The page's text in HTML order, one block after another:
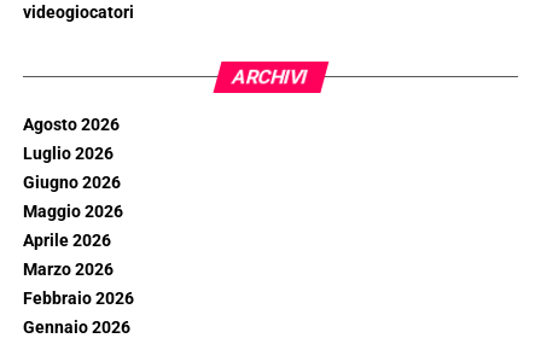
videogiocatori
ARCHIVI
Agosto 2026
Luglio 2026
Giugno 2026
Maggio 2026
Aprile 2026
Marzo 2026
Febbraio 2026
Gennaio 2026